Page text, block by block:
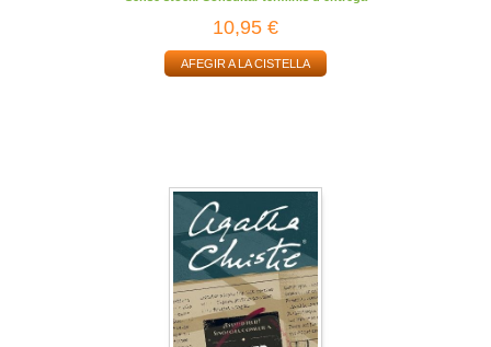
10,95 €
AFEGIR A LA CISTELLA